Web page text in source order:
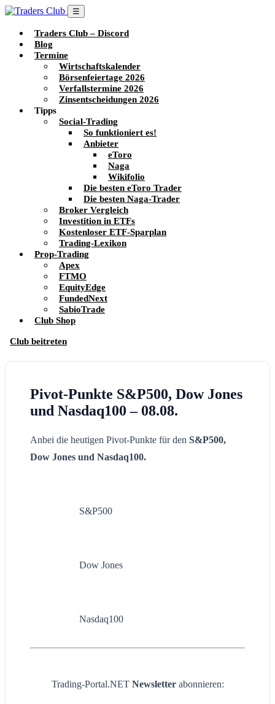
☰
Traders Club – Discord
Blog
Termine
Wirtschaftskalender
Börsenfeiertage 2026
Verfallstermine 2026
Zinsentscheidungen 2026
Tipps
Social-Trading
So funktioniert es!
Anbieter
eToro
Naga
Wikifolio
Die besten eToro Trader
Die besten Naga-Trader
Broker Vergleich
Investition in ETFs
Kostenloser ETF-Sparplan
Trading-Lexikon
Prop-Trading
Apex
FTMO
EquityEdge
FundedNext
SabioTrade
Club Shop
Club beitreten
Pivot-Punkte S&P500, Dow Jones
und Nasdaq100 – 08.08.
Anbei die heutigen Pivot-Punkte für den S&P500,
Dow Jones und Nasdaq100.
S&P500
Dow Jones
Nasdaq100
Trading-Portal.NET Newsletter abonnieren: